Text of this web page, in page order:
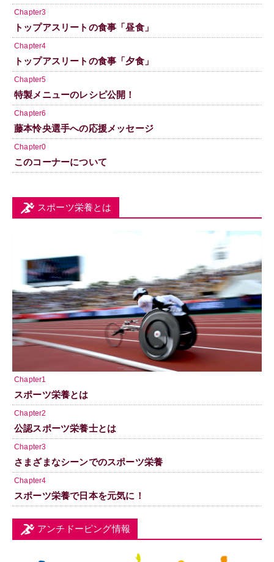
Chapter3
トップアスリートの食事「昼食」
Chapter4
トップアスリートの食事「夕食」
Chapter5
特製メニューのレシピ公開！
Chapter6
藤本怜央選手への応援メッセージ
Chapter0
このコーナーについて
スポーツ栄養とは
Chapter1
スポーツ栄養とは
Chapter2
公認スポーツ栄養士とは
Chapter3
さまざまなシーンでのスポーツ栄養
Chapter4
スポーツ栄養で日本を元気に！
アンチドーピング情報